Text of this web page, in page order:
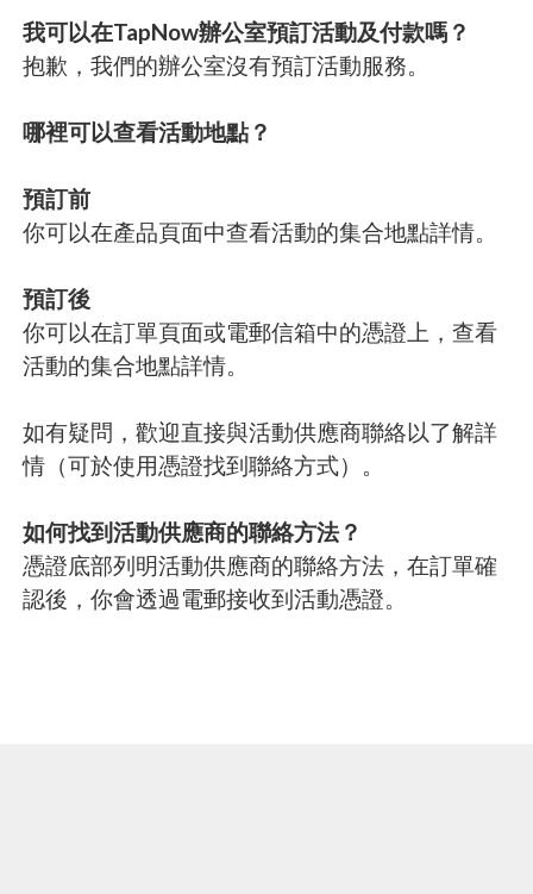
我可以在TapNow辦公室預訂活動及付款嗎？
抱歉，我們的辦公室沒有預訂活動服務。
哪裡可以查看活動地點？
預訂前
你可以在產品頁面中查看活動的集合地點詳情。
預訂後
你可以在訂單頁面或電郵信箱中的憑證上，查看
活動的集合地點詳情。
如有疑問，歡迎直接與活動供應商聯絡以了解詳
情（可於使用憑證找到聯絡方式）。
如何找到活動供應商的聯絡方法？
憑證底部列明活動供應商的聯絡方法，在訂單確
認後，你會透過電郵接收到活動憑證。